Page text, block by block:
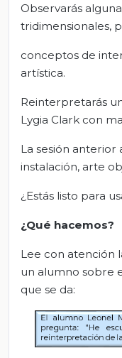
Observarás
tridimensionales,
conceptos de
artística.
Reinterpretarás
Lygia Clark con
La sesión anterior
instalación, arte
¿Estás listo para
¿Qué hacemos?
Lee con atención
un alumno sobre
que se da: